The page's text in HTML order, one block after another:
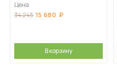
Цена
34 245 15 680
В корзину